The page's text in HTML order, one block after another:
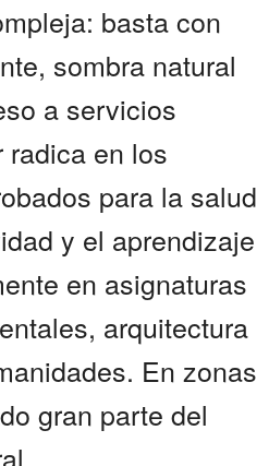
basta con
sombra natural
a servicios
en los
para la salud
y el aprendizaje
en asignaturas
arquitectura
En zonas
gran parte del
...